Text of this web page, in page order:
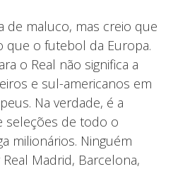
de maluco, mas creio que
que o futebol da Europa.
o Real não significa a
e sul-americanos em
Na verdade, é a
seleções de todo o
milionários. Ninguém
Madrid, Barcelona,